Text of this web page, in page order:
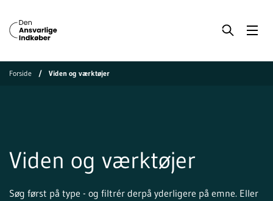
Forside Viden og værktøjer
Viden og værktøjer
Søg først på type - og filtrér derpå yderligere på emne. Eller